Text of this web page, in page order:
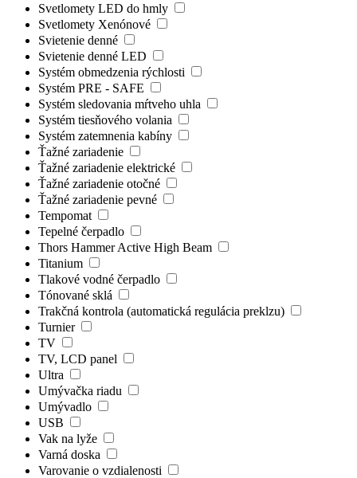
Svetlomety LED do hmly
Svetlomety Xenónové
Svietenie denné
Svietenie denné LED
Systém obmedzenia rýchlosti
Systém PRE - SAFE
Systém sledovania mŕtveho uhla
Systém tiesňového volania
Systém zatemnenia kabíny
Ťažné zariadenie
Ťažné zariadenie elektrické
Ťažné zariadenie otočné
Ťažné zariadenie pevné
Tempomat
Tepelné čerpadlo
Thors Hammer Active High Beam
Titanium
Tlakové vodné čerpadlo
Tónované sklá
Trakčná kontrola (automatická regulácia preklzu)
Turnier
TV
TV, LCD panel
Ultra
Umývačka riadu
Umývadlo
USB
Vak na lyže
Varná doska
Varovanie o vzdialenosti